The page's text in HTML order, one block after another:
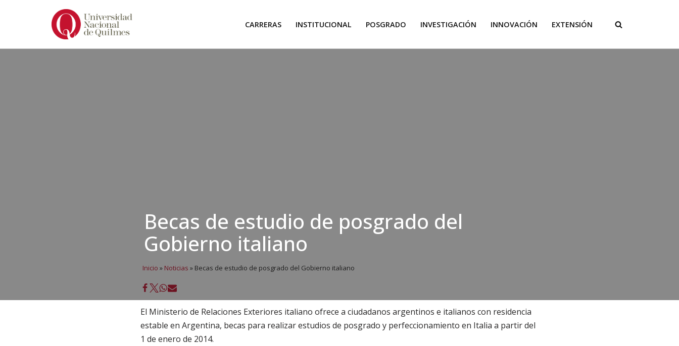
CARRERAS INSTITUCIONAL POSGRADO INVESTIGACIÓN INNOVACIÓN EXTENSIÓN
Becas de estudio de posgrado del
Gobierno italiano
Inicio » Noticias » Becas de estudio de posgrado del Gobierno italiano
El Ministerio de Relaciones Exteriores italiano ofrece a ciudadanos argentinos e italianos con residencia
estable en Argentina, becas para realizar estudios de posgrado y perfeccionamiento en Italia a partir del
1 de enero de 2014.